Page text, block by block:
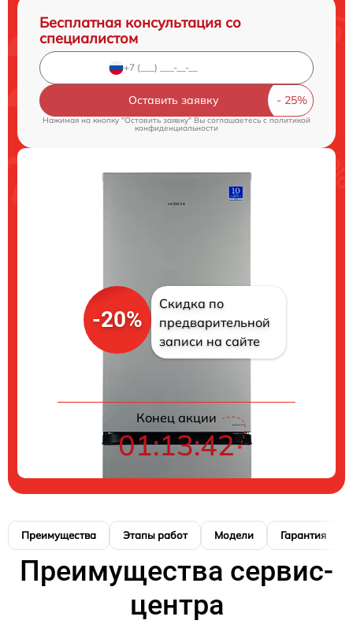
Бесплатная консультация со
специалистом
Оставить заявку
Нажимая на кнопку "Оставить заявку" Вы соглашаетесь cполитикой
конфиденциальности
-20%
Скидка по
предварительной
записи на сайте
Конец акции
01:13:42
Преимущества Этапы работ Модели Гарантия
Преимущества сервис-
центра